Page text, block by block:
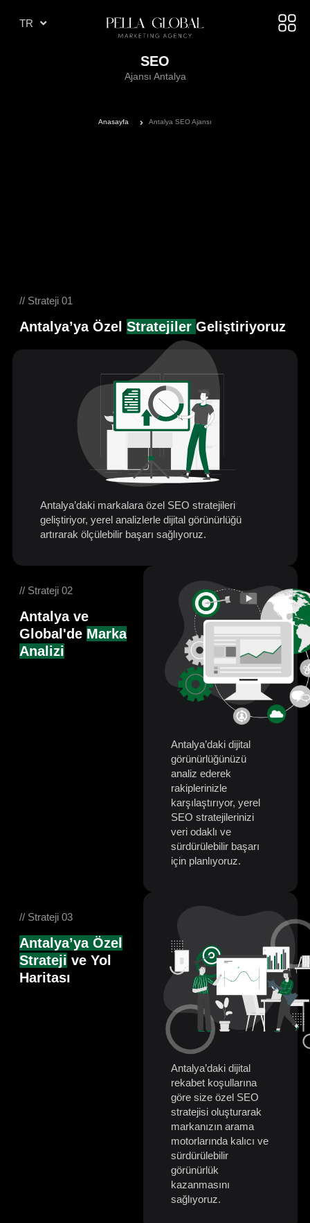
TR
AE
SEO
Ajansı Antalya
Anasayfa Antalya SEO Ajansı
// Strateji 01
Antalya’ya Özel Stratejiler Geliştiriyoruz
Antalya’daki markalara özel SEO stratejileri
geliştiriyor, yerel analizlerle dijital görünürlüğü
artırarak ölçülebilir başarı sağlıyoruz.
// Strateji 02
Antalya ve
Global'de Marka
Analizi
Antalya’daki dijital
görünürlüğünüzü
analiz ederek
rakiplerinizle
karşılaştırıyor, yerel
SEO stratejilerinizi
veri odaklı ve
sürdürülebilir başarı
için planlıyoruz.
// Strateji 03
Antalya’ya Özel
Strateji ve Yol
Haritası
Antalya’daki dijital
rekabet koşullarına
göre size özel SEO
stratejisi oluşturarak
markanızın arama
motorlarında kalıcı ve
sürdürülebilir
görünürlük
kazanmasını
sağlıyoruz.